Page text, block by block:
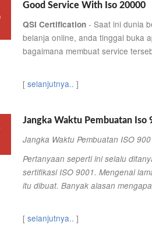
Good Service With Iso 20000
QSI Certification - Saat ini dunia
belanja online, anda tinggal buka
bagaimana membuat service
[ selanjutnya.. ]
Jangka Waktu Pembuatan Iso
Jangka Waktu Pembuatan ISO
Pertanyaan seperti ini selalu
sertifikasi ISO 9001. Mengenai
itu dibuat. Banyak alasan
[ selanjutnya.. ]